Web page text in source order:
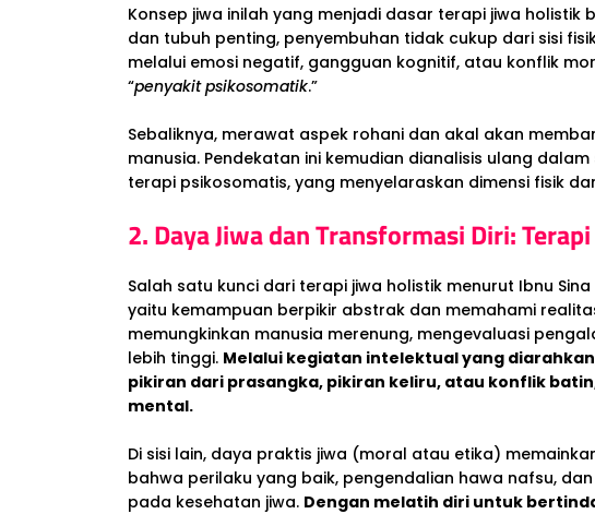
Konsep jiwa inilah yang menjadi dasar terapi jiwa holistik
dan tubuh penting, penyembuhan tidak cukup dari sisi
melalui emosi negatif, gangguan kognitif, atau konflik
“penyakit psikosomatik.”
Sebaliknya, merawat aspek rohani dan akal akan
manusia. Pendekatan ini kemudian dianalisis ulang
terapi psikosomatis, yang menyelaraskan dimensi fisik
2. Daya Jiwa dan Transformasi Diri:
Salah satu kunci dari terapi jiwa holistik menurut Ibnu
yaitu kemampuan berpikir abstrak dan memahami
memungkinkan manusia merenung, mengevaluasi
lebih tinggi. Melalui kegiatan intelektual yang
pikiran dari prasangka, pikiran keliru, atau konflik
mental.
Di sisi lain, daya praktis jiwa (moral atau etika)
bahwa perilaku yang baik, pengendalian hawa nafsu,
pada kesehatan jiwa. Dengan melatih diri untuk